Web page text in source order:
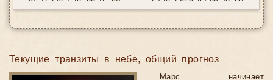
Текущие транзиты в небе, общий прогноз
Марс начинает